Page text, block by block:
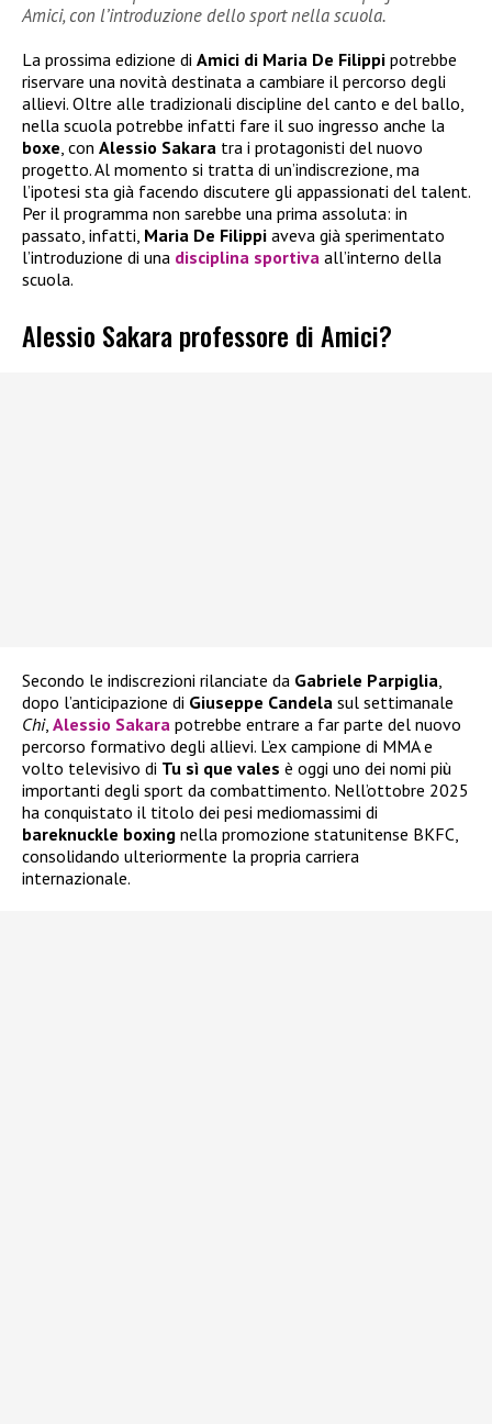
Amici, con l’introduzione dello sport nella scuola.
La prossima edizione di Amici di Maria De Filippi potrebbe
riservare una novità destinata a cambiare il percorso degli
allievi. Oltre alle tradizionali discipline del canto e del ballo,
nella scuola potrebbe infatti fare il suo ingresso anche la
boxe, con Alessio Sakara tra i protagonisti del nuovo
progetto. Al momento si tratta di un’indiscrezione, ma
l’ipotesi sta già facendo discutere gli appassionati del talent.
Per il programma non sarebbe una prima assoluta: in
passato, infatti, Maria De Filippi aveva già sperimentato
l’introduzione di una disciplina sportiva all’interno della
scuola.
Alessio Sakara professore di Amici?
Secondo le indiscrezioni rilanciate da Gabriele Parpiglia
dopo l’anticipazione di Giuseppe Candela sul settimanale
Chi, Alessio Sakara potrebbe entrare a far parte del nuovo
percorso formativo degli allievi. L’ex campione di MMA e
volto televisivo di Tu sì que vales è oggi uno dei nomi più
importanti degli sport da combattimento. Nell’ottobre 2025
ha conquistato il titolo dei pesi mediomassimi di
bareknuckle boxing nella promozione statunitense BKFC,
consolidando ulteriormente la propria carriera
internazionale.